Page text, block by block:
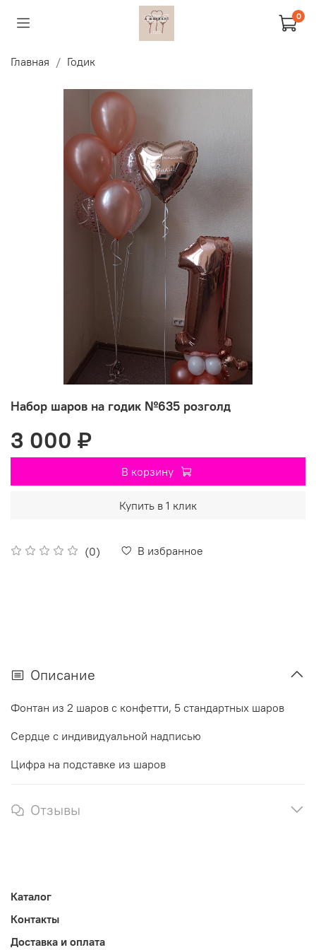
0
Главная Годик
Набор шаров на годик №635 розголд
(0) В избранное
3 000 ₽
В корзину
Купить в 1 клик
Описание
Фонтан из 2 шаров с конфетти, 5 стандартных шаров
Сердце с индивидуальной надписью
Цифра на подставке из шаров
Отзывы
Каталог
Контакты
Доставка и оплата